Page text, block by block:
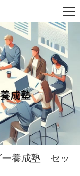
養成塾 セッ